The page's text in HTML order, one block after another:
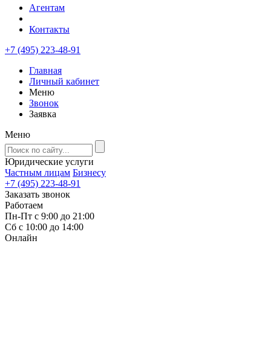
Агентам
Контакты
+7 (495) 223-48-91
Главная
Личный кабинет
Меню
Звонок
Заявка
Меню
Юридические услуги
Частным лицам Бизнесу
+7 (495) 223-48-91
Заказать звонок
Работаем
Пн-Пт с 9:00 до 21:00
Сб с 10:00 до 14:00
Онлайн